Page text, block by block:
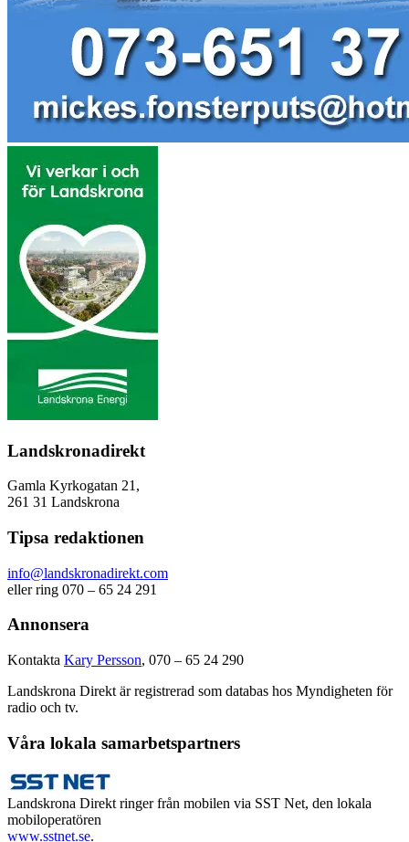
Landskronadirekt
Gamla Kyrkogatan 21,
261 31 Landskrona
Tipsa redaktionen
info@landskronadirekt.com
eller ring 070 – 65 24 291
Annonsera
Kontakta Kary Persson, 070 – 65 24 290
Landskrona Direkt är registrerad som databas hos Myndigheten för
radio och tv.
Våra lokala samarbetspartners
Landskrona Direkt ringer från mobilen via SST Net, den lokala
mobiloperatören
www.sstnet.se.